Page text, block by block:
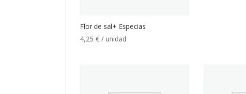
Flor de sal+ Especias
4,25€ / unidad